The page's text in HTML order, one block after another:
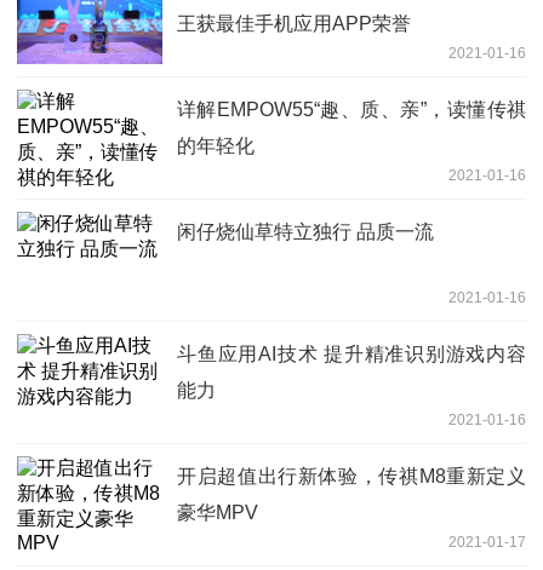
王获最佳手机应用APP荣誉
2021-01-16
详解EMPOW55“趣、质、亲”，读懂传祺
的年轻化
2021-01-16
闲仔烧仙草特立独行 品质一流
2021-01-16
斗鱼应用AI技术 提升精准识别游戏内容
能力
2021-01-16
开启超值出行新体验，传祺M8重新定义
豪华MPV
2021-01-17